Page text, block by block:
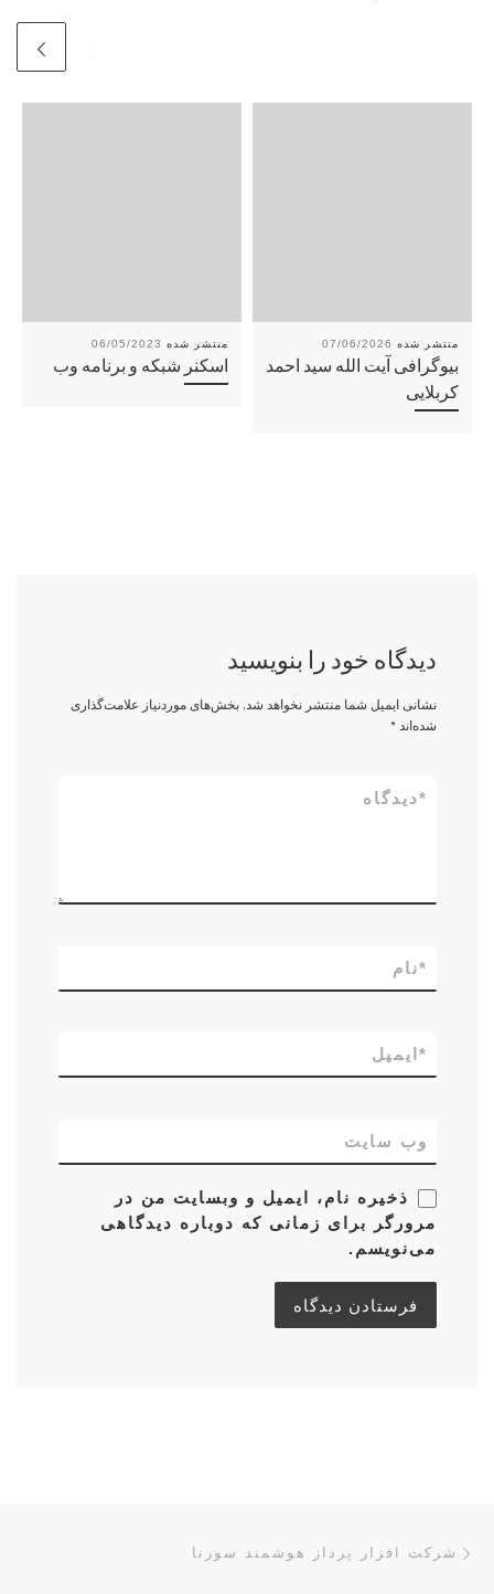
06/05/2023
اسکنر شبکه و برنامه وب
07/06/2026
بیوگرافی آیت الله سید احمد
کربلایی
دیدگاه خود را بنویسید
نشانی ایمیل شما منتشر نخواهد شد. بخش‌های موردنیاز علامت‌گذاری
شده‌اند*
دیدگاه*
نام*
ایمیل *
وب‌ سایت
ذخیره نام، ایمیل و وبسایت من در
مرورگر برای زمانی که دوباره دیدگاهی
می‌نویسم.
ناوبری پست‌ها
شرکت افزار پرداز هوشمند سورنا